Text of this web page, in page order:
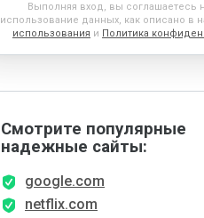
Выполняя вход, вы соглашаетесь
использование данных, как описано в
использования и Политика
Смотрите популярные
надежные сайты:
google.com
netflix.com